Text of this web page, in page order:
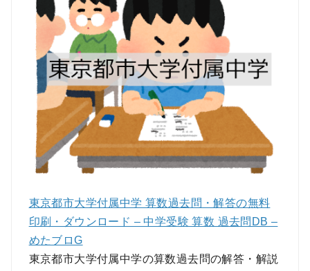
東京都市大学付属中学 算数過去問・解答の無料
印刷・ダウンロード – 中学受験 算数 過去問DB –
めたブロG
東京都市大学付属中学の算数過去問の解答・解説